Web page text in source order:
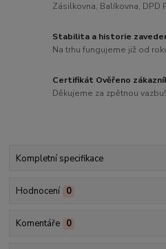
Zásilkovna, Balíkovna, DPD
Stabilita a historie
Na trhu fungujeme již od
Certifikát Ověřeno
Děkujeme za zpětnou vazbu!
Kompletní specifikace
Hodnocení 0
Komentáře 0